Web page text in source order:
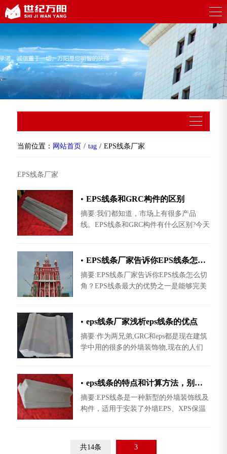
当前位置： 网站首页 tag EPS线条厂家
EPS线条厂家
• EPS线条和GRC构件的区别
摘要:我们都知道，市场上有很多产品
线。EPS线条和GRC构件有什么区别?今天
• EPS线条厂家告诉你EPS线条怎么切角？
摘要:EPS线条厂家告诉你EPS线条怎么切
角？EPS线条最大的优势之一是能够完美
丝毫痕迹，其他这个跟EPS线条怎
• eps线条厂家浅析eps线条的优点
摘要:作为两兄弟,GRC和eps都是现在建筑
学中用的很多的外墙装饰物,现在的人们
家是趁势而起,迅猛的发展,多得它们
• eps线条的特点和计算方法，别的eps线条厂家可不
摘要:EPS线条是一种新型的外墙装饰线及
构件，适用于安装了外墙EPS、XPS保温
外墙立面安装水泥构件是非常困
共14条 3